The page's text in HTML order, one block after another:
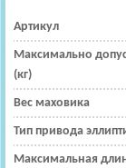
Артикул
Максимально
(кг)
Вес маховика
Тип привода
Максимальная